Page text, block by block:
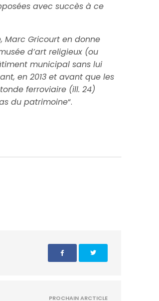
avec succès à ce
Marc Gricourt en donne
d’art religieux (ou
municipal sans lui
en 2013 et avant que les
ferroviaire (ill. 24)
du patrimoine“.
PROCHAIN ARCTICLE